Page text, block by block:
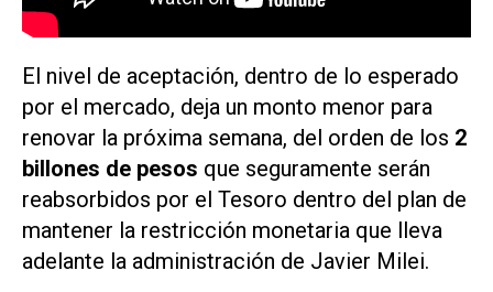
El nivel de aceptación, dentro de lo esperado
por el mercado, deja un monto menor para
renovar la próxima semana, del orden de los 2
billones de pesos que seguramente serán
reabsorbidos por el Tesoro dentro del plan de
mantener la restricción monetaria que lleva
adelante la administración de Javier Milei.